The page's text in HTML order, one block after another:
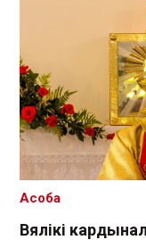
Вялікі
Асоба